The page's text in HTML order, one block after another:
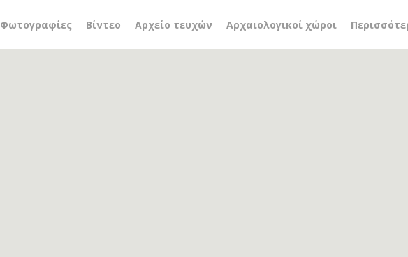
Φωτογραφίες Βίντεο Αρχείο τευχών Αρχαιολογικοί χώροι
Γεωργία Μπούκαλη